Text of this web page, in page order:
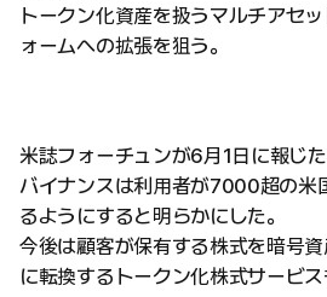
トークン化資産を扱うマルチアセ
ォームへの拡張を狙う。
米誌フォーチュンが6月1日に報じた
バイナンスは利用者が7000超の米
るようにすると明らかにした。
今後は顧客が保有する株式を暗号
に転換するトークン化株式サービス